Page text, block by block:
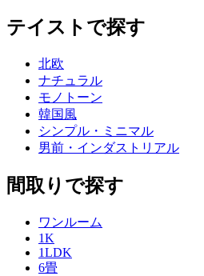
テイストで探す
北欧
ナチュラル
モノトーン
韓国風
シンプル・ミニマル
男前・インダストリアル
間取りで探す
ワンルーム
1K
1LDK
6畳